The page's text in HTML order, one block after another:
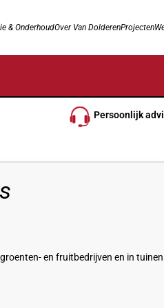
& OnderhoudOver Van DolderenProjecten
Persoonlijk
en fruitbedrijven en in